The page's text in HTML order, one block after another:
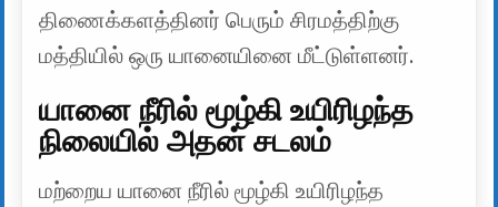
திணைக்களத்தினர் பெரும் சிரமத்திற்கு
மத்தியில் ஒரு யானையினை மீட்டுள்ளனர்.
யானை நீரில் மூழ்கி உயிரிழந்த
நிலையில் அதன் சடலம்
மற்றைய யானை நீரில் மூழ்கி உயிரிழந்த